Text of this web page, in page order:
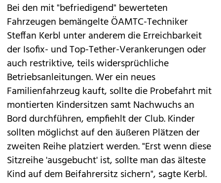
Bei den mit "befriedigend" bewerteten
Fahrzeugen bemängelte ÖAMTC-Techniker
Steffan Kerbl unter anderem die Erreichbarkeit
der Isofix- und Top-Tether-Verankerungen oder
auch restriktive, teils widersprüchliche
Betriebsanleitungen. Wer ein neues
Familienfahrzeug kauft, sollte die Probefahrt mit
montierten Kindersitzen samt Nachwuchs an
Bord durchführen, empfiehlt der Club. Kinder
sollten möglichst auf den äußeren Plätzen der
zweiten Reihe platziert werden. "Erst wenn diese
Sitzreihe 'ausgebucht' ist, sollte man das älteste
Kind auf dem Beifahrersitz sichern", sagte Kerbl.